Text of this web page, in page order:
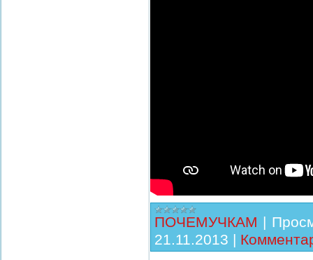
ПОЧЕМУЧКАМ |
21.11.2013 |